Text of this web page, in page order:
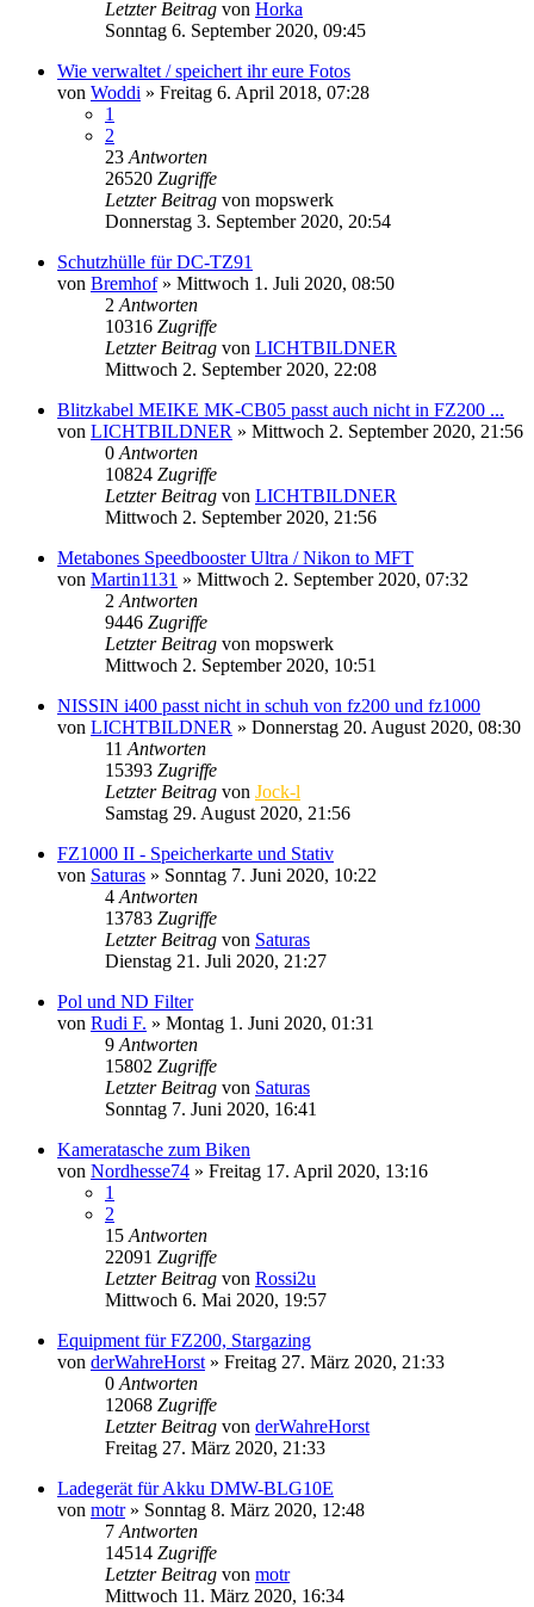
Letzter Beitrag von Horka
Sonntag 6. September 2020, 09:45
Wie verwaltet / speichert ihr eure Fotos
von Woddi » Freitag 6. April 2018, 07:28
1
2
23 Antworten
26520 Zugriffe
Letzter Beitrag von mopswerk
Donnerstag 3. September 2020, 20:54
Schutzhülle für DC-TZ91
von Bremhof» Mittwoch 1. Juli 2020, 08:50
2 Antworten
10316 Zugriffe
Letzter Beitrag von LICHTBILDNER
Mittwoch 2. September 2020, 22:08
Blitzkabel MEIKE MK-CB05 passt auch nicht in FZ200 ...
von LICHTBILDNER » Mittwoch 2. September 2020, 21:56
0 Antworten
10824 Zugriffe
Letzter Beitrag von LICHTBILDNER
Mittwoch 2. September 2020, 21:56
Metabones Speedbooster Ultra / Nikon to MFT
von Martin1131 » Mittwoch 2. September 2020, 07:32
2 Antworten
9446 Zugriffe
Letzter Beitrag von mopswerk
Mittwoch 2. September 2020, 10:51
NISSIN i400 passt nicht in schuh von fz200 und fz1000
von LICHTBILDNER » Donnerstag 20. August 2020, 08:30
11 Antworten
15393 Zugriffe
Letzter Beitrag von Jock-l
Samstag 29. August 2020, 21:56
FZ1000 II - Speicherkarte und Stativ
von Saturas » Sonntag 7. Juni 2020, 10:22
4 Antworten
13783 Zugriffe
Letzter Beitrag von Saturas
Dienstag 21. Juli 2020, 21:27
Pol und ND Filter
von Rudi F. » Montag 1. Juni 2020, 01:31
9 Antworten
15802 Zugriffe
Letzter Beitrag von Saturas
Sonntag 7. Juni 2020, 16:41
Kameratasche zum Biken
von Nordhesse74 » Freitag 17. April 2020, 13:16
1
2
15 Antworten
22091 Zugriffe
Letzter Beitrag von Rossi2u
Mittwoch 6. Mai 2020, 19:57
Equipment für FZ200, Stargazing
von derWahreHorst » Freitag 27. März 2020, 21:33
0 Antworten
12068 Zugriffe
Letzter Beitrag von derWahreHorst
Freitag 27. März 2020, 21:33
Ladegerät für Akku DMW-BLG10E
von motr» Sonntag 8. März 2020, 12:48
7 Antworten
14514 Zugriffe
Letzter Beitrag von motr
Mittwoch 11. März 2020, 16:34